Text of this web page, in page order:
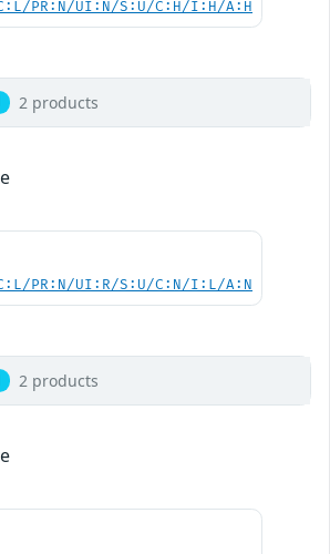
PR:N/UI:N/S:U/C:H/I:H/A:H
2 products
PR:N/UI:R/S:U/C:N/I:L/A:N
2 products